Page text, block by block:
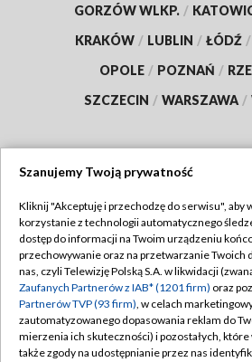
GORZÓW WLKP. /
KRAKÓW / LUBLIN / ŁÓDŹ /
OPOLE / POZNAŃ /
SZCZECIN / WARSZAWA /
TVP
Abonament TVP
Emisja w TVP
Centrum informacji TVP
Naziemna Telewizja Cyfrowa
Regulamin
Polityka
Moje zgody
Pomoc
Szanujemy Twoją prywatność
Kliknij "Akceptuję i przechodzę do serwisu", aby
korzystanie z technologii automatycznego
dostęp do informacji na Twoim urządzeniu
przechowywanie oraz na przetwarzanie Twoich
nas, czyli Telewizję Polską S.A. w likwidacji
Zaufanych Partnerów z IAB* (1201 firm) oraz
Partnerów TVP (93 firm), w celach
zautomatyzowanego dopasowania reklam do
mierzenia ich skuteczności) i pozostałych,
także zgody na udostępnianie przez nas